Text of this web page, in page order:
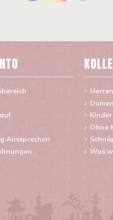
Aussprechen
Herren
Damen
Kinder
Ohne
Was